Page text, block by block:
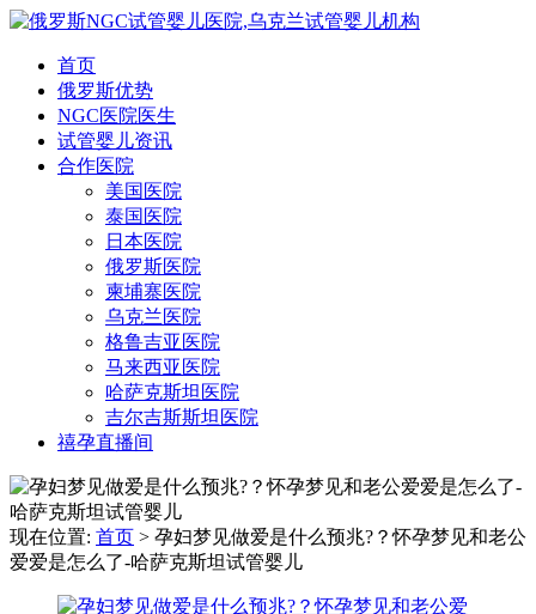
首页
俄罗斯优势
NGC医院医生
试管婴儿资讯
合作医院
美国医院
泰国医院
日本医院
俄罗斯医院
柬埔寨医院
乌克兰医院
格鲁吉亚医院
马来西亚医院
哈萨克斯坦医院
吉尔吉斯斯坦医院
禧孕直播间
现在位置: 首页 > 孕妇梦见做爱是什么预兆?？怀孕梦见和老公
爱爱是怎么了-哈萨克斯坦试管婴儿